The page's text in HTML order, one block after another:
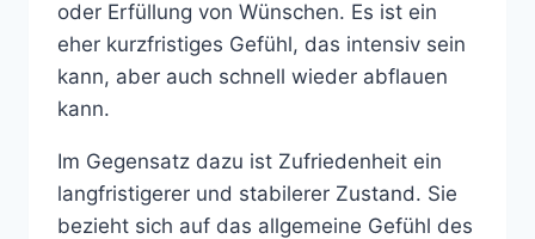
oder Erfüllung von Wünschen. Es ist ein
eher kurzfristiges Gefühl, das intensiv sein
kann, aber auch schnell wieder abflauen
kann.
Im Gegensatz dazu ist Zufriedenheit ein
langfristigerer und stabilerer Zustand. Sie
bezieht sich auf das allgemeine Gefühl des